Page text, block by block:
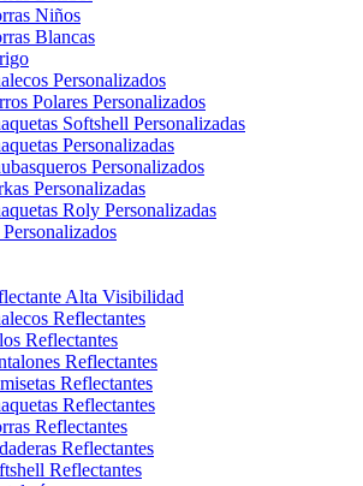
Niños
Blancas
Personalizados
Polares Personalizados
Softshell Personalizadas
Personalizadas
Personalizados
Personalizadas
Roly Personalizadas
Alta Visibilidad
Reflectantes
Reflectantes
Reflectantes
Reflectantes
Reflectantes
Reflectantes
Reflectantes
Reflectantes